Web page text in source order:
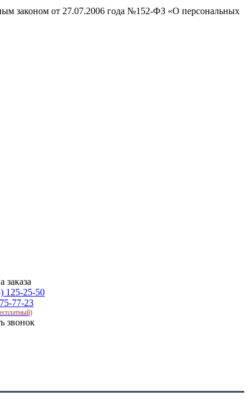
законом от 27.07.2006 года №152-ФЗ «О персональных
заказа
125-25-50
77-23
звонок